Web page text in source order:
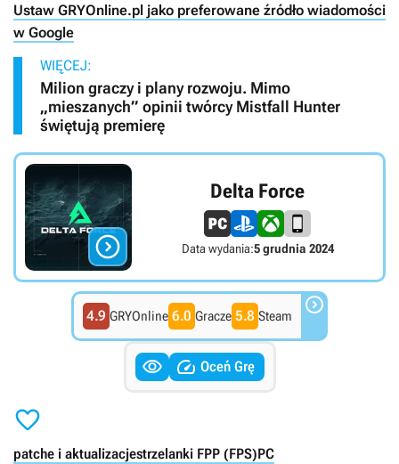
Ustaw GRYOnline.pl jako preferowane źródło wiadomości
w Google
WIĘCEJ:
Milion graczy i plany rozwoju. Mimo
„mieszanych” opinii twórcy Mistfall Hunter
świętują premierę

Delta Force
Data wydania:5 grudnia 2024
4.9 GRYOnline 6.0 Gracze 5.8 Steam 
  Oceń Grę

patche i aktualizacjestrzelanki FPP (FPS)PC